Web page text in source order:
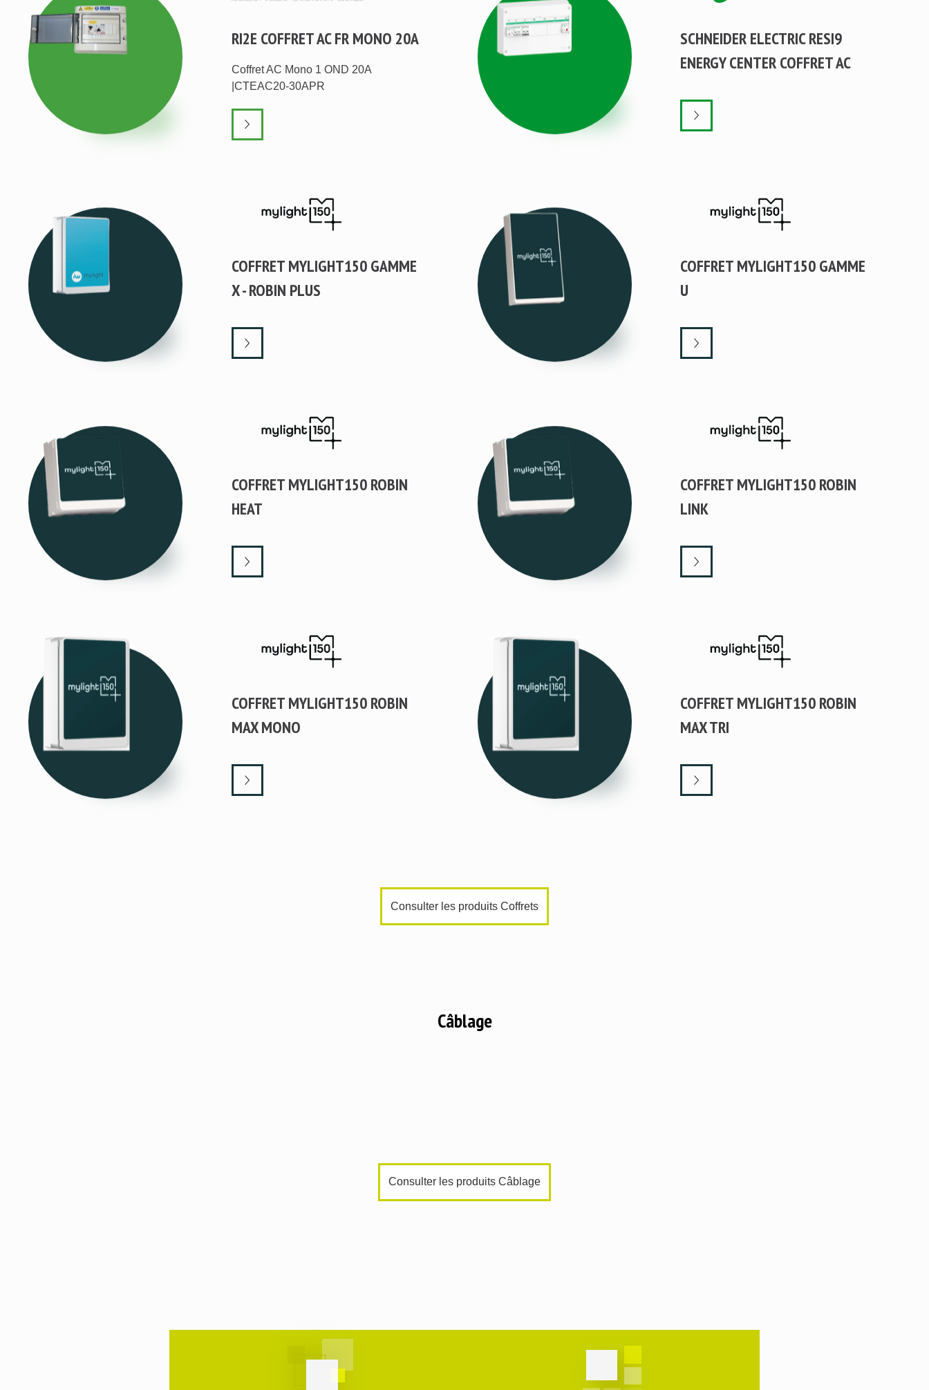
RI2E COFFRET AC FR MONO 20A
Coffret AC Mono 1 OND 20A
|CTEAC20-30APR
SCHNEIDER ELECTRIC RESI9
ENERGY CENTER COFFRET AC
COFFRET MYLIGHT150 GAMME
X - ROBIN PLUS
COFFRET MYLIGHT150 GAMME
U
COFFRET MYLIGHT150 ROBIN
HEAT
COFFRET MYLIGHT150 ROBIN
LINK
COFFRET MYLIGHT150 ROBIN
MAX MONO
COFFRET MYLIGHT150 ROBIN
MAX TRI
Consulter les produits Coffrets
Câblage
Consulter les produits Câblage